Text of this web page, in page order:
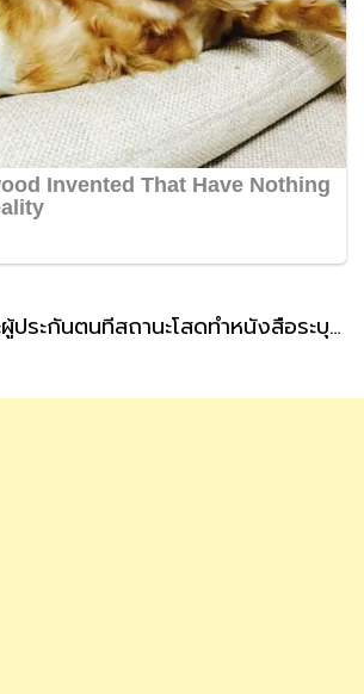
ประกันสังคม แนะผู้ประกันตนที่สถานะโสดทำหนังสือระบุผู้รับเงินสงเคราะห์ กรณีตายล่วงหน้า